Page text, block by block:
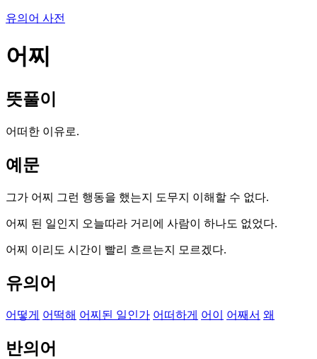
유의어 사전
어찌
뜻풀이
어떠한 이유로.
예문
그가 어찌 그런 행동을 했는지 도무지 이해할 수 없다.
어찌 된 일인지 오늘따라 거리에 사람이 하나도 없었다.
어찌 이리도 시간이 빨리 흐르는지 모르겠다.
유의어
어떻게 어떡해 어찌된 일인가 어떠하게 어이 어째서 왜
반의어